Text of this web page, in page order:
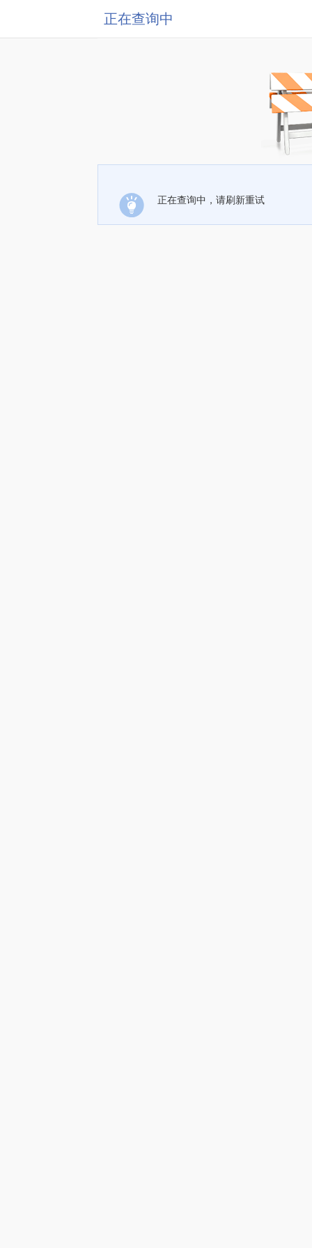
正在查询中
正在查询中，请刷新重试